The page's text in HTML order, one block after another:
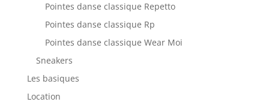
Pointes danse classique Repetto
Pointes danse classique Rp
Pointes danse classique Wear Moi
Sneakers
Les basiques
Location